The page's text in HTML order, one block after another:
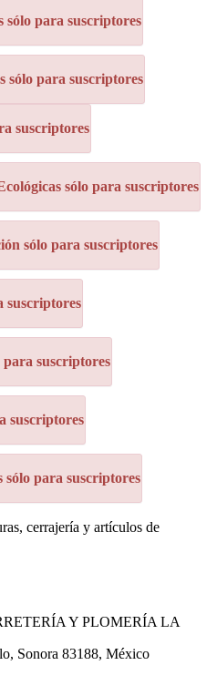
sólo para suscriptores
sólo para suscriptores
suscriptores
sólo para suscriptores
sólo para suscriptores
suscriptores
para suscriptores
suscriptores
para suscriptores
cerrajería y artículos de
Y PLOMERÍA LA
Sonora 83188, México